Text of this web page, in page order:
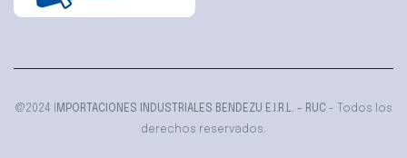
@2024 I MPORTACIONES INDUSTRIALES BENDEZU E.I.R.L. - RUC - Todos los
derechos reservados.